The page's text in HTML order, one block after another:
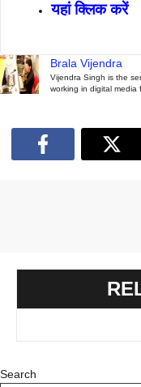
यहां क्लिक करें
Brala Vijendra
Vijendra Singh is the
working in digital media
Search